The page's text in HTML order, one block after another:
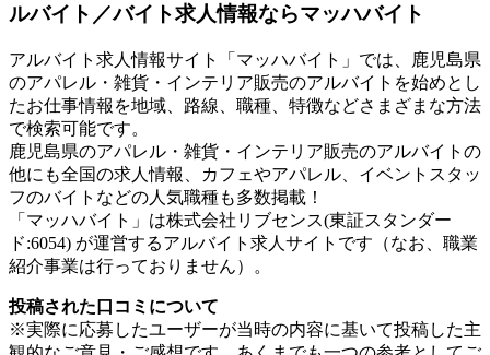
ルバイト／バイト求人情報ならマッハバイト
アルバイト求人情報サイト「マッハバイト」では、鹿児島県
のアパレル・雑貨・インテリア販売のアルバイトを始めとし
たお仕事情報を地域、路線、職種、特徴などさまざまな方法
で検索可能です。
鹿児島県のアパレル・雑貨・インテリア販売のアルバイトの
他にも全国の求人情報、カフェやアパレル、イベントスタッ
フのバイトなどの人気職種も多数掲載！
「マッハバイト」は株式会社リブセンス(東証スタンダー
ド:6054) が運営するアルバイト求人サイトです（なお、職業
紹介事業は行っておりません）。
投稿された口コミについて
※実際に応募したユーザーが当時の内容に基いて投稿した主